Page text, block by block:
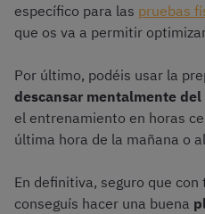
específico para las pruebas
que os va a permitir
Por último, podéis usar la
descansar mentalmente
el entrenamiento en horas
última hora de la mañana o
En definitiva, seguro que
conseguís hacer una buena